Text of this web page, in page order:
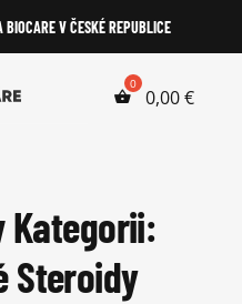
V ČESKÉ REPUBLICE
0,00€
Kategorii:
Steroidy